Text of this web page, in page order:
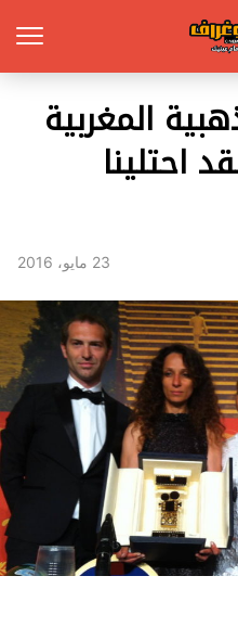
المغربية
احتلينا
23 مايو، 2016